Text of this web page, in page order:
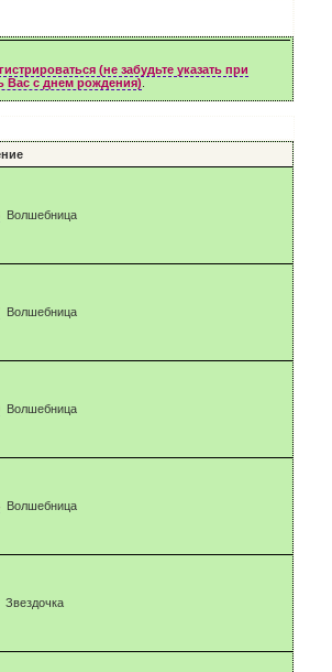
(не забудьте указать при
Вас с днем рождения)
Волшебница
Волшебница
Волшебница
Волшебница
Звездочка